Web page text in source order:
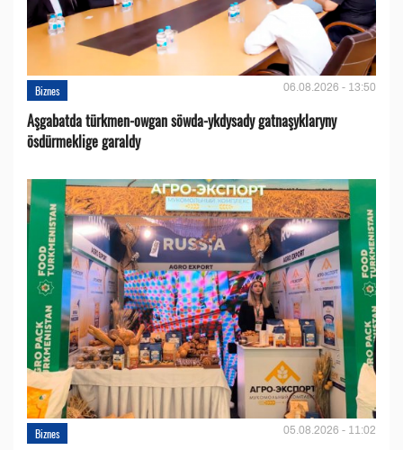
Biznes 06.08.2026 - 13:50
Aşgabatda türkmen-owgan söwda-ykdysady gatnaşyklaryny
ösdürmeklige garaldy
Biznes 05.08.2026 - 11:02